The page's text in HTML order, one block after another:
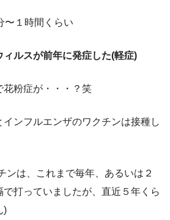
〜１時間くらい
ルスが前年に発症した(軽症)
花粉症が・・・？笑
ンフルエンザのワクチンは接種し
ンは、これまで毎年、あるいは２
打っていましたが、直近５年くら
)